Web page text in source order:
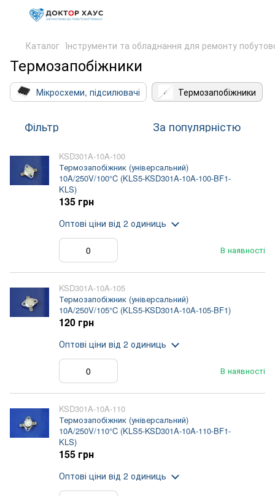
Каталог Інструменти та обладнання для ремонту
Термозапобіжники
Мікросхеми, підсилювачі Термозапобіжники
Фільтр За популярністю
KSD301A-10A-100
Термозапобіжник (універсальний)
10A/250V/100°C (KLS5-KSD301A-10A-100-BF1-
KLS)
В наявності
135 грн
Оптові ціни від 2 одиниць
KSD301A-10A-105
Термозапобіжник (універсальний)
10A/250V/105°C (KLS5-KSD301A-10A-105-BF1)
В наявності
120 грн
Оптові ціни від 2 одиниць
KSD301A-10A-110
Термозапобіжник (універсальний)
10A/250V/110°C (KLS5-KSD301A-10A-110-BF1-
KLS)
155 грн
Оптові ціни від 2 одиниць